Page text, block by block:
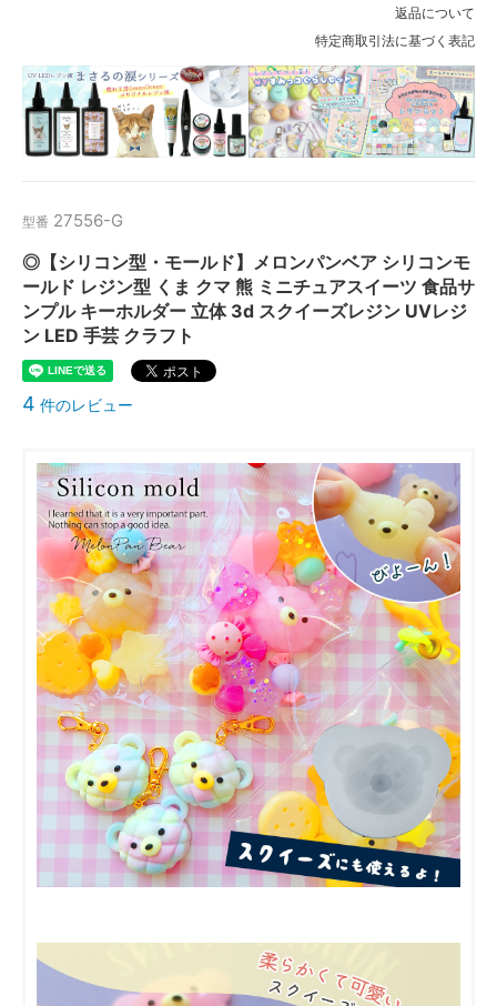
返品について
特定商取引法に基づく表記
型番 27556-G
◎【シリコン型・モールド】メロンパンベア シリコンモ
ールド レジン型 くま クマ 熊 ミニチュアスイーツ 食品サ
ンプル キーホルダー 立体 3d スクイーズレジン UVレジ
ン LED 手芸 クラフト
4 件のレビュー